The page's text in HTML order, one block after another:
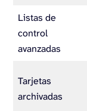
Listas de
control
avanzadas
Tarjetas
archivadas